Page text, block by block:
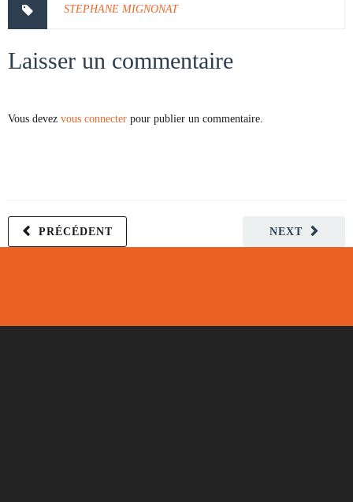
STEPHANE MIGNONAT
Laisser un commentaire
Vous devez vous connecter pour publier un commentaire.
NEXT
PRÉCÉDENT